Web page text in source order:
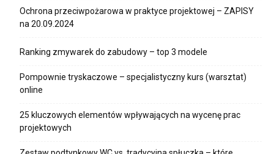
Ochrona przeciwpożarowa w praktyce projektowej – ZAPISY
na 20.09.2024
Ranking zmywarek do zabudowy – top 3 modele
Pompownie tryskaczowe – specjalistyczny kurs (warsztat)
online
25 kluczowych elementów wpływających na wycenę prac
projektowych